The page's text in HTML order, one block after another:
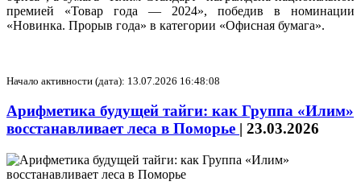
премией «Товар года — 2024», победив в номинации
«Новинка. Прорыв года» в категории «Офисная бумага».
Начало активности (дата): 13.07.2026 16:48:08
Арифметика будущей тайги: как Группа «Илим»
восстанавливает леса в Поморье | 23.03.2026